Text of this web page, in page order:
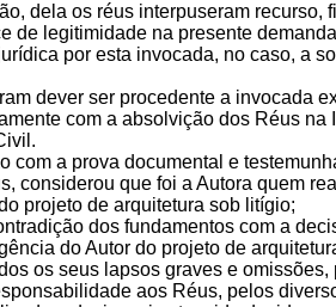
dela os réus interpuseram
de legitimidade na presente
por esta invocada, no caso, a
dever ser procedente a invocada
com a absolvição dos Réus na
com a prova documental e
considerou que foi a Autora quem
projeto de arquitetura sob litígio;
dos fundamentos com a
do Autor do projeto de
os seus lapsos graves e
aos Réus, pelos